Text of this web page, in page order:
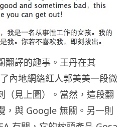
翻譯的趣事。王丹在其
內地網絡紅人郭美美一段微
（見上圖）。當然，這段翻
，與 Google 無關。另一則